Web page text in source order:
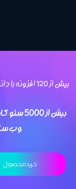
بیش از 120
بیش از 5000 سئو
وب
خرید محصول